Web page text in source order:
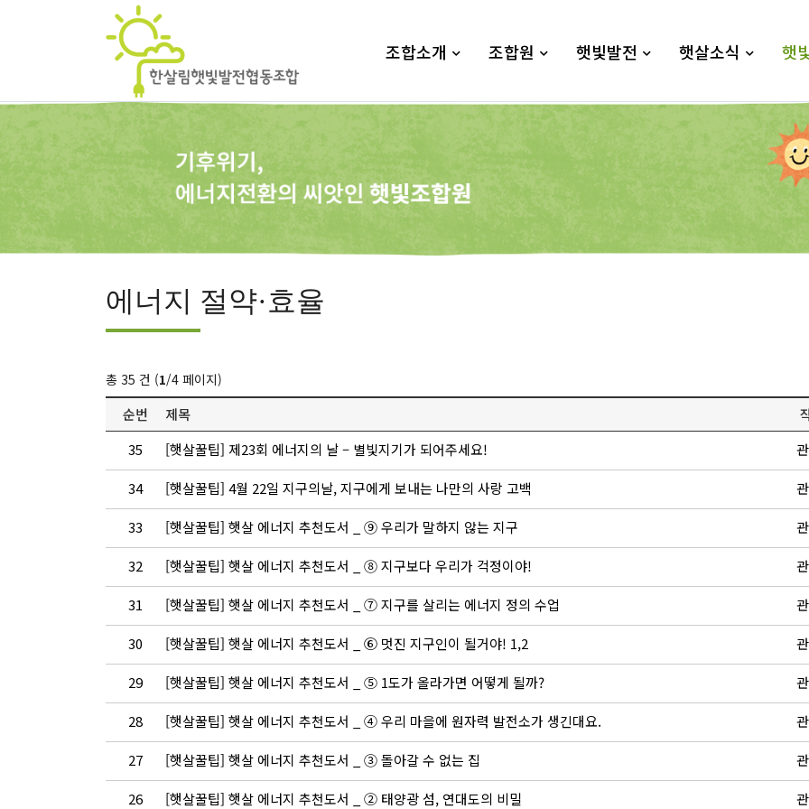
조합소개 조합원 햇빛발전 햇살소식 햇
에너지 절약·효율
총 35 건 (1/4 페이지)
순번 제목
35
[햇살꿀팁] 제23회 에너지의 날 – 별빛지기가 되어주세요!
34 [햇살꿀팁] 4월 22일 지구의날, 지구에게 보내는 나만의 사랑 고백
33 [햇살꿀팁] 햇살 에너지 추천도서 _ ⑨ 우리가 말하지 않는 지구
32 [햇살꿀팁] 햇살 에너지 추천도서 _ ⑧ 지구보다 우리가 걱정이야!
31 [햇살꿀팁] 햇살 에너지 추천도서 _ ⑦ 지구를 살리는 에너지 정의 수업
30 [햇살꿀팁] 햇살 에너지 추천도서 _ ⑥ 멋진 지구인이 될거야! 1,2
29 [햇살꿀팁] 햇살 에너지 추천도서 _ ⑤ 1도가 올라가면 어떻게 될까?
28 [햇살꿀팁] 햇살 에너지 추천도서 _ ④ 우리 마을에 원자력 발전소가 생긴대요.
27 [햇살꿀팁] 햇살 에너지 추천도서 _ ③ 돌아갈 수 없는 집
26 [햇살꿀팁] 햇살 에너지 추천도서 _ ② 태양광 섬, 연대도의 비밀